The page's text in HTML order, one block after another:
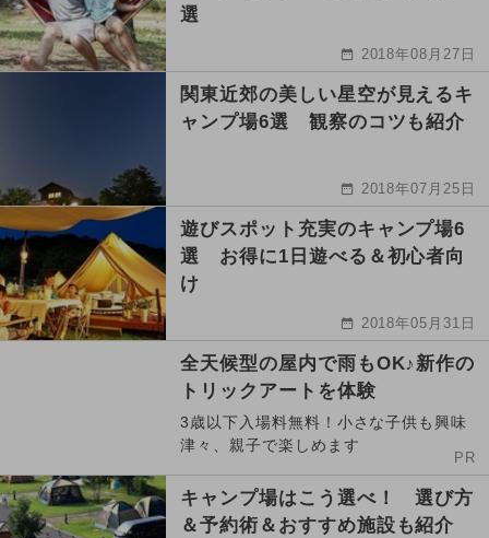
選
2018年08月27日
関東近郊の美しい星空が見えるキ
ャンプ場6選 観察のコツも紹介
2018年07月25日
遊びスポット充実のキャンプ場6
選 お得に1日遊べる＆初心者向
け
2018年05月31日
全天候型の屋内で雨もOK♪新作の
トリックアートを体験
3歳以下入場料無料！小さな子供も興味
津々、親子で楽しめます
PR
キャンプ場はこう選べ！ 選び方
＆予約術＆おすすめ施設も紹介